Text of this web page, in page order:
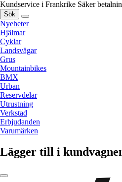
Kundservice i Frankrike Säker
Sök
Nyeheter
Hjälmar
Cyklar
Landsvägar
Grus
Mountainbikes
BMX
Urban
Reservdelar
Utrustning
Verkstad
Erbjudanden
Varumärken
Lägger till i